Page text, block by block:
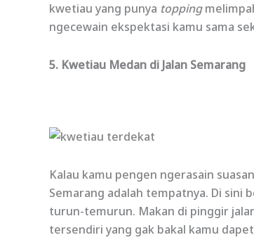
kwetiau yang punya topping
ngecewain ekspektasi kamu sama
5. Kwetiau Medan di Jalan Semarang
Kalau kamu pengen ngerasain
Semarang adalah tempatnya. Di
turun-temurun. Makan di pinggir
tersendiri yang gak bakal kamu